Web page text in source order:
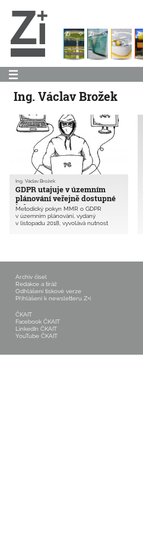
Ing. Václav Brožek
GDPR utajuje v územním
plánování veřejně dostupné
informace
Ing. Václav Brožek
Metodický pokyn MMR o GDPR
v územním plánování, vydaný
v listopadu 2018, vyvolává nutnost
Archiv čísel
Redakce a tiráž
Odhlášení tiskové verze
Přihlášení k newsletteru Z+i
ČKAIT
Facebook ČKAIT
LinkedIn ČKAIT
YouTube ČKAIT